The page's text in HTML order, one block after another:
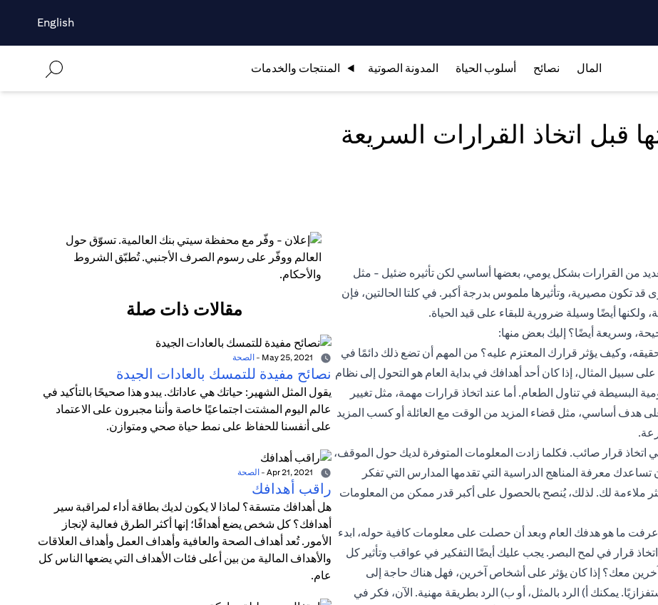
English
المال نصائح أسلوب الحياة المدونة الصوتية المنتجات والخدمات
قبل اتخاذ القرارات السريعة
من القرارات بشكل يومي، بعضها أساسي لكن تأثيره ضئيل - مثل
تكون مصيرية، وتأثيرها ملموس بدرجة أكبر. في كلتا الحالتين، فإن
أيضًا وسيلة ضرورية للبقاء على قيد الحياة.
وسريعة أيضًا؟ إليك بعض منها:
وكيف يؤثر قرارك المعتزم عليه؟ من المهم أن تضع ذلك دائمًا في
سبيل المثال، إذا كان أحد أهدافك في بداية العام هو التحول إلى نظام
البسيطة في تناول الطعام. أما عند اتخاذ قرارات مهمة، مثل تغيير
على هدف أساسي، مثل قضاء المزيد من الوقت مع العائلة أو كسب المزيد
اتخاذ قرار صائب. فكلما زادت المعلومات المتوفرة لديك حول الموقف،
معرفة المناهج الدراسية التي تقدمها المدارس التي تفكر
ملاءمة لك. لذلك، يُنصح بالحصول على أكبر قدر ممكن من المعلومات
عرفت ما هو هدفك العام وبعد أن حصلت على معلومات كافية حوله، ابدء
قرار في لمح البصر. يجب عليك أيضًا التفكير في عواقب وتأثير كل
معك؟ إذا كان يؤثر على أشخاص آخرين، فهل هناك حاجة إلى
يمكنك أ) الرد بالمثل، أو ب) الرد بطريقة مهنية. الآن، فكر في
مقالات ذات صلة
- الصحة
نصائح مفيدة للتمسك بالعادات الجيدة
يقول المثل الشهير: حياتك هي عاداتك. يبدو هذا صحيحًا بالتأكيد في
عالم اليوم المشتت اجتماعيًا خاصة وأننا مجبرون على الاعتماد
على أنفسنا للحفاظ على نمط حياة صحي ومتوازن.
- الصحة
راقب أهدافك
هل أهدافك متسقة؟ لماذا لا يكون لديك بطاقة أداء لمراقبة سير
أهدافك؟ كل شخص يضع أهدافًا؛ إنها أكثر الطرق فعالية لإنجاز
الأمور. تُعد أهداف الصحة والعافية وأهداف العمل وأهداف العلاقات
والأهداف المالية من بين أعلى فئات الأهداف التي يضعها الناس كل
عام.